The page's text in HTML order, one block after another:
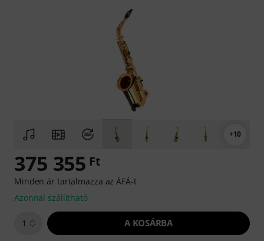
+10
375 355 Ft
Minden ár tartalmazza az ÁFÁ-t
Azonnal szállítható
1 A KOSÁRBA